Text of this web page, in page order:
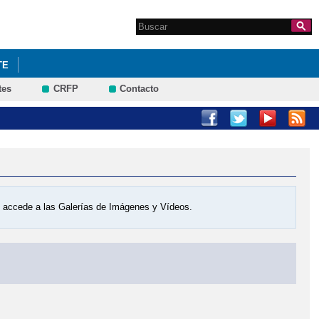
Formulario de
Search this site
CRFP Contacto
a las Galerías de Imágenes y Vídeos.